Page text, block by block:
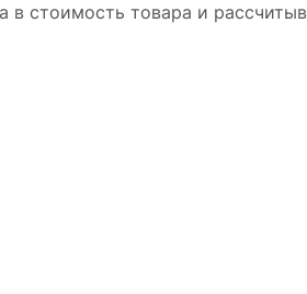
стоимость товара и